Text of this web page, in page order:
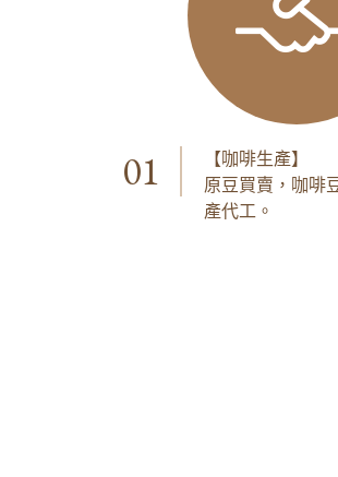
01
【咖啡生產】
原豆買賣，咖啡
產代工。